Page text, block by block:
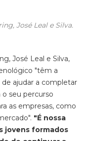
José Leal e Silva.
José Leal e Silva,
"têm a
ajudar a completar
seu percurso
as empresas, como
"É nossa
jovens formados